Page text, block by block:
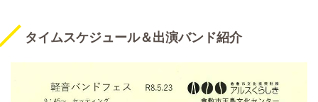
タイムスケジュール＆出演バンド紹介